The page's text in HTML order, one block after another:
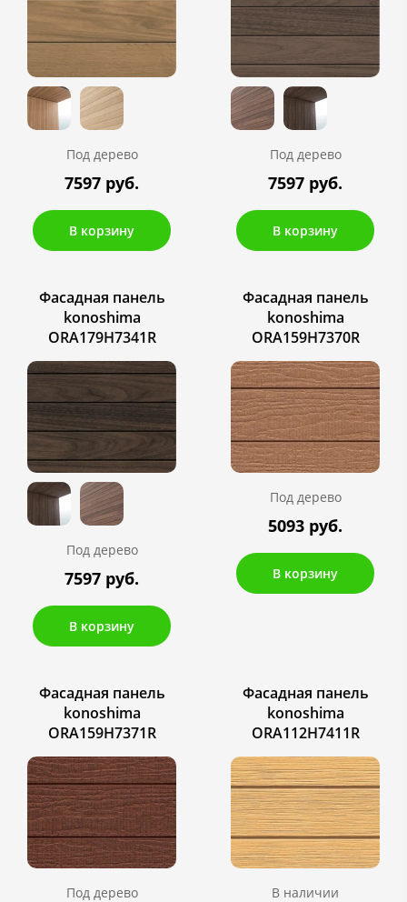
Под дерево
7597 руб.
В корзину
Под дерево
7597 руб.
В корзину
Фасадная панель
konoshima
ORA179H7341R
Под дерево
7597 руб.
В корзину
Фасадная панель
konoshima
ORA159H7370R
Под дерево
5093 руб.
В корзину
Фасадная панель
konoshima
ORA159H7371R
Под дерево
Фасадная панель
konoshima
ORA112H7411R
В наличии